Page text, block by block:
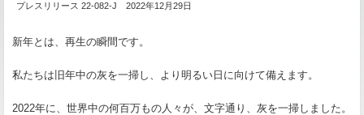
プレスリリース 22-082-J 2022年12月29日
新年とは、再生の瞬間です。
私たちは旧年中の灰を一掃し、より明るい日に向けて備えます。
2022年に、世界中の何百万もの人々が、文字通り、灰を一掃しました。